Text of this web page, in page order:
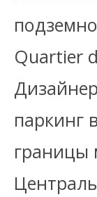
Quartier
паркинг
границы